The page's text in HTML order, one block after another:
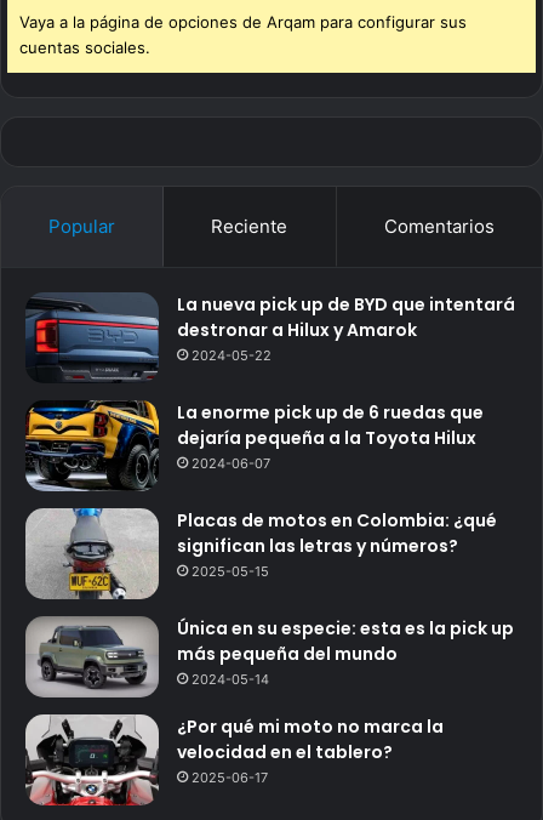
Vaya a la página de opciones de Arqam para configurar sus
cuentas sociales.
Popular Reciente Comentarios
La nueva pick up de BYD que intentará
destronar a Hilux y Amarok
2024-05-22
La enorme pick up de 6 ruedas que
dejaría pequeña a la Toyota Hilux
2024-06-07
Placas de motos en Colombia: ¿qué
significan las letras y números?
2025-05-15
Única en su especie: esta es la pick up
más pequeña del mundo
2024-05-14
¿Por qué mi moto no marca la
velocidad en el tablero?
2025-06-17